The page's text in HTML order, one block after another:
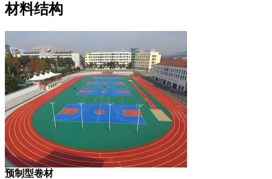
材料结构
预制型卷材